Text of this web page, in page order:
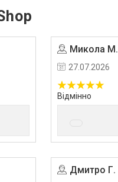
Микола М.
27.07.2026
Відмінно
Дмитро Г.